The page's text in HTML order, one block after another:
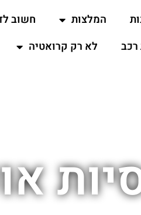
המלצות חשוב
לא רק קרואטיה